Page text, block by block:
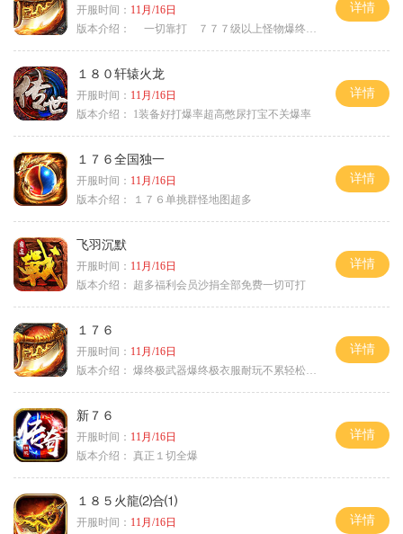
开服时间： 11月/16日
版本介绍：
一切靠打 ７７７级以上怪物爆终极
详情
１８０轩辕火龙
开服时间： 11月/16日
版本介绍：
1装备好打爆率超高憋尿打宝不关爆率
详情
１７６全国独一
开服时间： 11月/16日
版本介绍：
１７６单挑群怪地图超多
详情
飞羽沉默
开服时间： 11月/16日
版本介绍：
超多福利会员沙捐全部免费一切可打
详情
１７６
开服时间： 11月/16日
版本介绍： 爆终极武器爆终极衣服耐玩不累轻松满级
详情
新７６
开服时间： 11月/16日
版本介绍： 真正１切全爆
详情
１８５火龍⑵合⑴
开服时间： 11月/16日
详情